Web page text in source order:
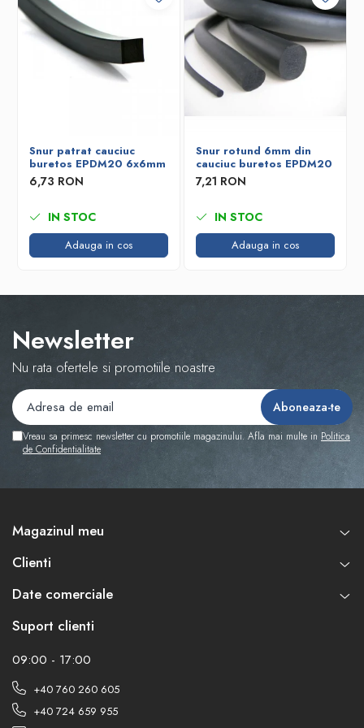
Snur patrat cauciuc
buretos EPDM20 6x6mm
6,73 RON
IN STOC
Adauga in cos
Snur rotund 6mm din
cauciuc buretos EPDM20
7,21 RON
IN STOC
Adauga in cos
Newsletter
Nu rata ofertele si promotiile noastre
Vreau sa primesc newsletter cu promotiile magazinului. Afla mai multe in Politica
de Confidentialitate
Magazinul meu
Clienti
Date comerciale
Suport clienti
09:00 - 17:00
+40 760 260 605
+40 724 659 955